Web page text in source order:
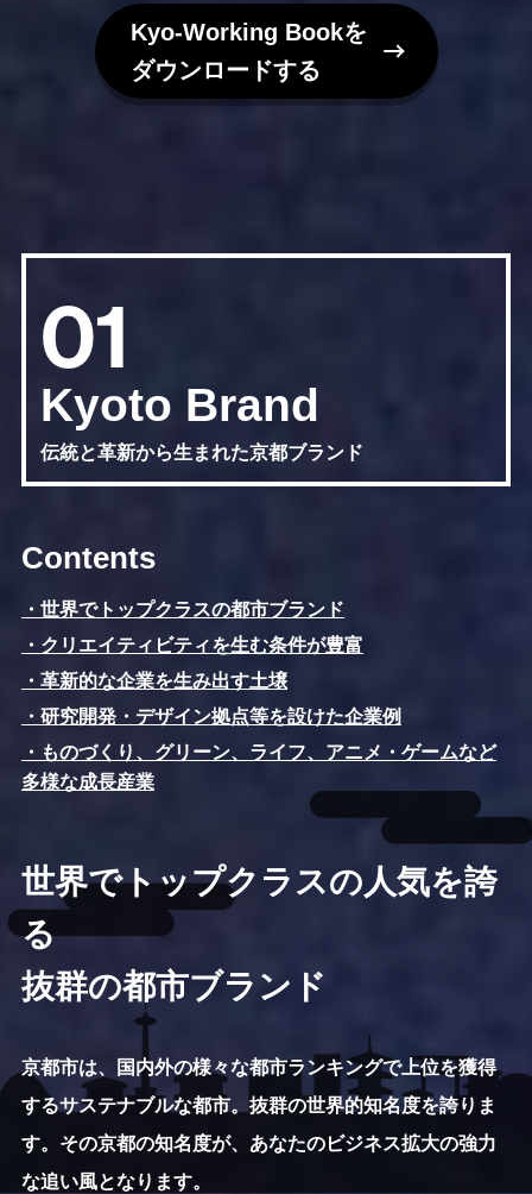
Kyo-Working Bookを
ダウンロードする
01
Kyoto Brand
伝統と革新から生まれた京都ブランド
Contents
・世界でトップクラスの都市ブランド
・クリエイティビティを生む条件が豊富
・革新的な企業を生み出す土壌
・研究開発・デザイン拠点等を設けた企業例
・ものづくり、グリーン、ライフ、アニメ・ゲームなど
多様な成長産業
世界でトップクラスの人気を誇
る
抜群の都市ブランド
京都市は、国内外の様々な都市ランキングで上位を獲得
するサステナブルな都市。抜群の世界的知名度を誇りま
す。その京都の知名度が、あなたのビジネス拡大の強力
な追い風となります。